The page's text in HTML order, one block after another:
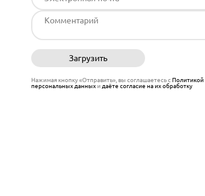
Загрузить
Нажимая кнопку «Отправить», вы соглашаетесь сПолитикой
персональных данныхи даёте согласие на их обработку